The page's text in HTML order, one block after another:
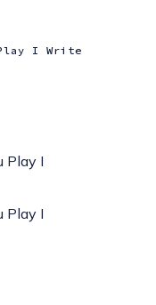
I Write